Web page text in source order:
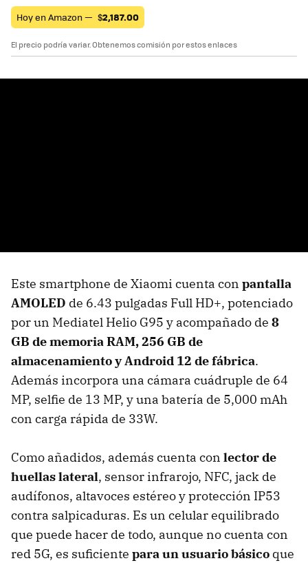
Hoy en Amazon — $2,187.00
El precio podría variar. Obtenemos comisión por estos enlaces
Este smartphone de Xiaomi cuenta con pantalla
AMOLED de 6.43 pulgadas Full HD+, potenciado
por un Mediatel Helio G95 y acompañado de 8
GB de memoria RAM, 256 GB de
almacenamiento y Android 12 de fábrica.
Además incorpora una cámara cuádruple de 64
MP, selfie de 13 MP, y una batería de 5,000 mAh
con carga rápida de 33W.
Como añadidos, además cuenta con lector de
huellas lateral, sensor infrarojo, NFC, jack de
audífonos, altavoces estéreo y protección IP53
contra salpicaduras. Es un celular equilibrado
que puede hacer de todo, aunque no cuenta con
red 5G, es suficiente para un usuario básico que